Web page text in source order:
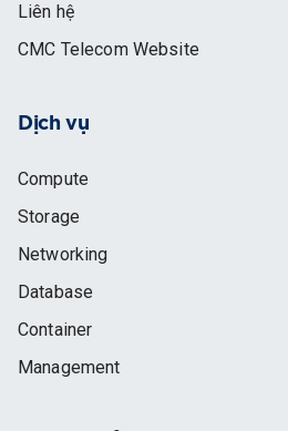
Liên hệ
CMC Telecom Website
Dịch vụ
Compute
Storage
Networking
Database
Container
Management